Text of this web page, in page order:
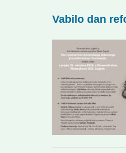
Vabilo dan